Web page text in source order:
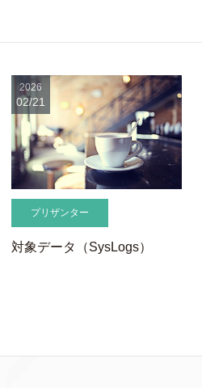
プリザンター
対象データ（SysLogs）
2026
02/21